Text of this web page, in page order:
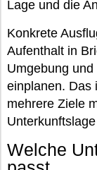
Lage und die
Konkrete
Aufenthalt in
Umgebung
einplanen. Das
mehrere Ziele
Welche